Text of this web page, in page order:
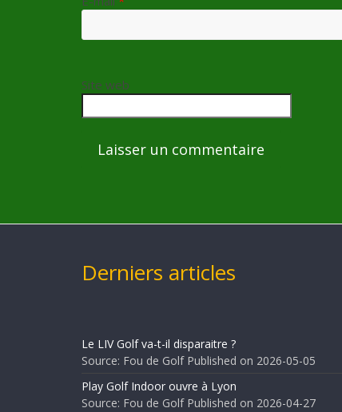
Site web
Derniers articles
Le LIV Golf va-t-il disparaitre ?
Source: Fou de Golf Published on 2026-05-05
Play Golf Indoor ouvre à Lyon
Source: Fou de Golf Published on 2026-04-27